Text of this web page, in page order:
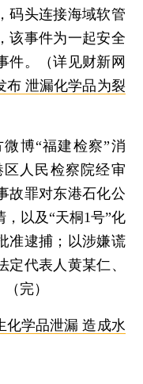
码头连接海域软管
该事件为一起安全
件。（详见财新网
布 泄漏化学品为裂
博“福建检察”消
人民检察院经审
故罪对东港石化公
以及“天桐1号”化
准逮捕；以涉嫌谎
代表人黄某仁、
完）
化学品泄漏 造成水